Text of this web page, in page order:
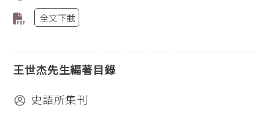
全文下載
王世杰先生編著目錄
史語所集刊